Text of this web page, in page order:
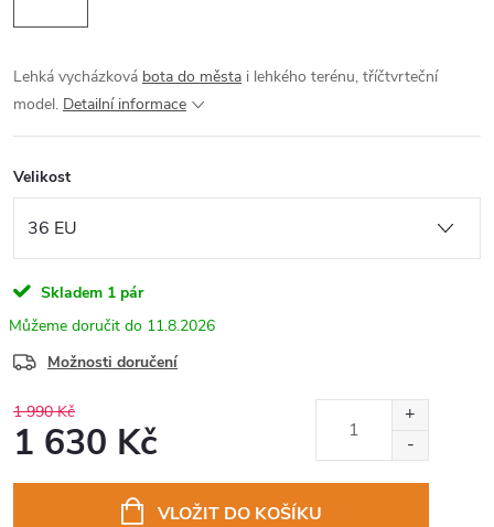
Lehká vycházková bota do města i lehkého terénu, tříčtvrteční
model. Detailní informace
Velikost
Skladem 1 pár
11.8.2026
Možnosti doručení
1 990 Kč
1 630 Kč
VLOŽIT DO KOŠÍKU